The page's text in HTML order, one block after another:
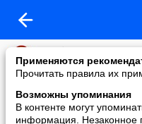
Применяются
Прочитать правила их
Возможны упоминания
В контенте могут
информация. Незаконное
Клуб "РАДУГА
added a photo
01 May в 11:54